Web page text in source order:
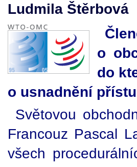
Ludmila Štěrbová
o
do
o usnadnění
Světovou
Francouz Pascal
všech